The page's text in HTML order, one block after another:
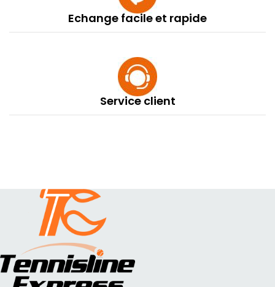
Echange facile et rapide
Service client